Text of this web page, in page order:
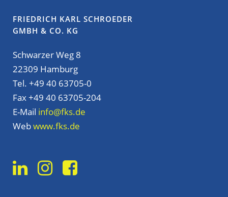
FRIEDRICH KARL SCHROEDER
GMBH & CO. KG
Schwarzer Weg 8
22309 Hamburg
Tel. +49 40 63705-0
Fax +49 40 63705-204
E-Mail info@fks.de
Webwww.fks.de